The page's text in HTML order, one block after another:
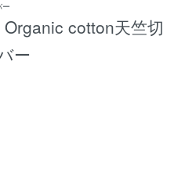
ー
cotton天竺切
ー